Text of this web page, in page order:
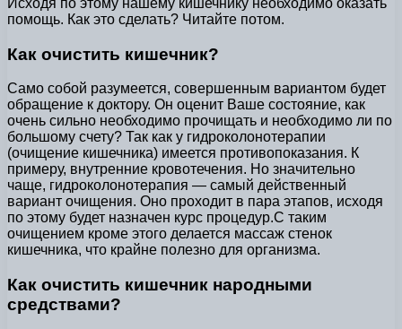
помощь. Как это сделать? Читайте потом.
Как очистить кишечник?
Само собой разумеется, совершенным вариантом будет
обращение к доктору. Он оценит Ваше состояние, как
очень сильно необходимо прочищать и необходимо ли по
большому счету? Так как у гидроколонотерапии
(очищение кишечника) имеется противопоказания. К
примеру, внутренние кровотечения. Но значительно
чаще, гидроколонотерапия — самый действенный
вариант очищения. Оно проходит в пара этапов, исходя
по этому будет назначен курс процедур.С таким
очищением кроме этого делается массаж стенок
кишечника, что крайне полезно для организма.
Как очистить кишечник народными
средствами?